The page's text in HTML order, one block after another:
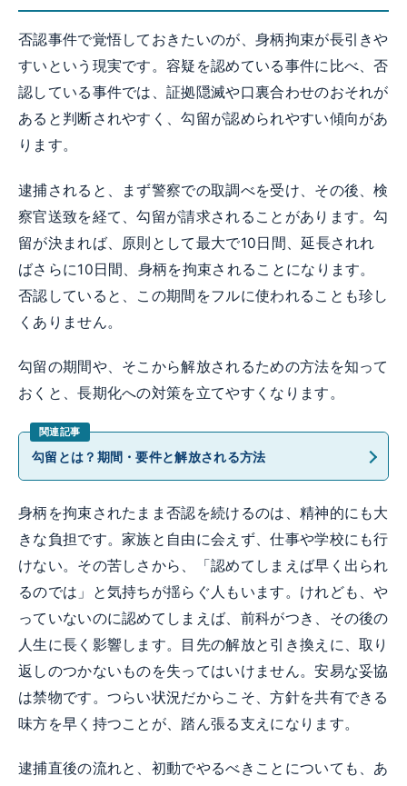
否認事件で覚悟しておきたいのが、身柄拘束が長引きや
すいという現実です。容疑を認めている事件に比べ、否
認している事件では、証拠隠滅や口裏合わせのおそれが
あると判断されやすく、勾留が認められやすい傾向があ
ります。
逮捕されると、まず警察での取調べを受け、その後、検
察官送致を経て、勾留が請求されることがあります。勾
留が決まれば、原則として最大で10日間、延長されれ
ばさらに10日間、身柄を拘束されることになります。
否認していると、この期間をフルに使われることも珍し
くありません。
勾留の期間や、そこから解放されるための方法を知って
おくと、長期化への対策を立てやすくなります。
勾留とは？期間・要件と解放される方法
身柄を拘束されたまま否認を続けるのは、精神的にも大
きな負担です。家族と自由に会えず、仕事や学校にも行
けない。その苦しさから、「認めてしまえば早く出られ
るのでは」と気持ちが揺らぐ人もいます。けれども、や
っていないのに認めてしまえば、前科がつき、その後の
人生に長く影響します。目先の解放と引き換えに、取り
返しのつかないものを失ってはいけません。安易な妥協
は禁物です。つらい状況だからこそ、方針を共有できる
味方を早く持つことが、踏ん張る支えになります。
逮捕直後の流れと、初動でやるべきことについても、あ